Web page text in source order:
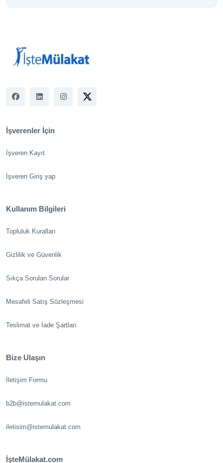
İşverenler İçin
İşveren Kayıt
İşveren Giriş yap
Kullanım Bilgileri
Topluluk Kuralları
Gizlilik ve Güvenlik
Sıkça Sorulan Sorular
Mesafeli Satış Sözleşmesi
Teslimat ve İade Şartları
Bize Ulaşın
İletişim Formu
b2b@istemulakat.com
iletisim@istemulakat.com
İşteMülakat.com